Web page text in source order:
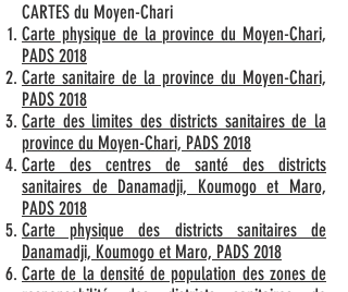
CARTES du Moyen-Chari
Carte physique de la province du Moyen-Chari,
PADS 2018
Carte sanitaire de la province du Moyen-Chari,
PADS 2018
Carte des limites des districts sanitaires de la
province du Moyen-Chari, PADS 2018
Carte des centres de santé des districts
sanitaires de Danamadji, Koumogo et Maro,
PADS 2018
Carte physique des districts sanitaires de
Danamadji, Koumogo et Maro, PADS 2018
Carte de la densité de population des zones de